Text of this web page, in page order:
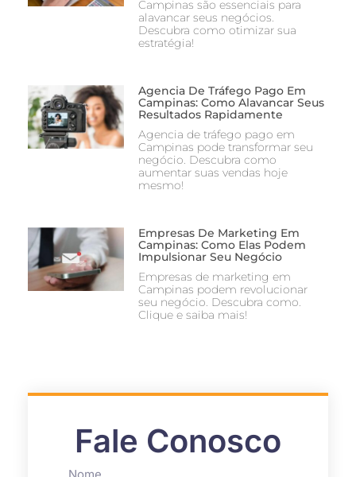
Campinas são essenciais para
alavancar seus negócios.
Descubra como otimizar sua
estratégia!
Agencia De Tráfego Pago Em
Campinas: Como Alavancar Seus
Resultados Rapidamente
Agencia de tráfego pago em
Campinas pode transformar seu
negócio. Descubra como
aumentar suas vendas hoje
mesmo!
Empresas De Marketing Em
Campinas: Como Elas Podem
Impulsionar Seu Negócio
Empresas de marketing em
Campinas podem revolucionar
seu negócio. Descubra como.
Clique e saiba mais!
Fale Conosco